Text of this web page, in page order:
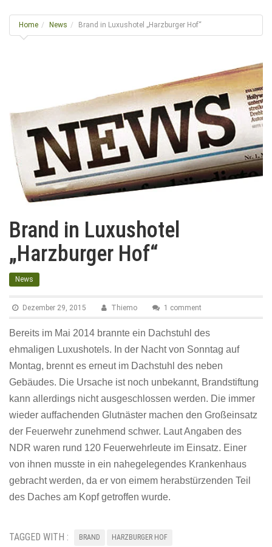
l
e
t
o
n
Home News Brand in Luxushotel „Harzburger Hof“
Brand in Luxushotel
„Harzburger Hof“
News
Dezember 29, 2015 Thiemo 1 comment
Bereits im Mai 2014 brannte ein Dachstuhl des
ehmaligen Luxushotels. In der Nacht von Sonntag auf
Montag, brennt es erneut im Dachstuhl des neben
Gebäudes. Die Ursache ist noch unbekannt, Brandstiftung
kann allerdings nicht ausgeschlossen werden. Die immer
wieder auffachenden Glutnäster machen den Großeinsatz
der Feuerwehr zunehmend schwer. Laut Angaben des
NDR waren rund 120 Feuerwehrleute im Einsatz. Einer
von ihnen musste in ein nahegelegendes Krankenhaus
gebracht werden, da er von eimem herabstürzenden Teil
des Daches am Kopf getroffen wurde.
TAGGED WITH : BRAND HARZBURGER HOF